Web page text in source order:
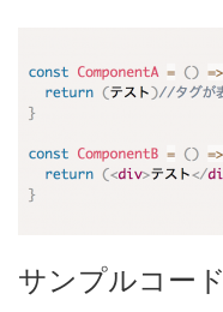
サンプルコード